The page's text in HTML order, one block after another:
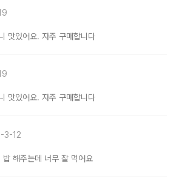
맛있어요. 자주 구매합니다
맛있어요. 자주 구매합니다
3-12
해주는데 너무 잘 먹어요